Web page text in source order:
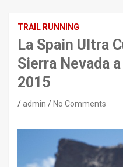
TRAIL RUNNING
La Spain Ultra
Sierra Nevada
2015
admin No Comments